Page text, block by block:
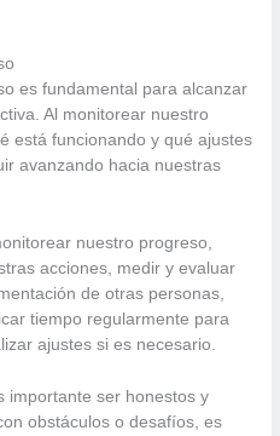
es fundamental para alcanzar
Al monitorear nuestro
está funcionando y qué ajustes
avanzando hacia nuestras
nuestro progreso,
acciones, medir y evaluar
de otras personas,
tiempo regularmente para
ajustes si es necesario.
importante ser honestos y
obstáculos o desafíos, es